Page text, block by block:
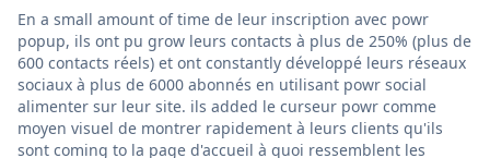
En a small amount of time de leur inscription avec powr
popup, ils ont pu grow leurs contacts à plus de 250% (plus de
600 contacts réels) et ont constantly développé leurs réseaux
sociaux à plus de 6000 abonnés en utilisant powr social
alimenter sur leur site. ils added le curseur powr comme
moyen visuel de montrer rapidement à leurs clients qu'ils
sont coming to la page d'accueil à quoi ressemblent les